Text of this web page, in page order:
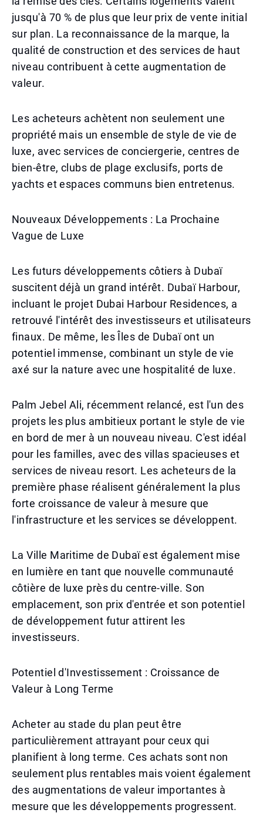
jusqu'à 70 % de plus que leur prix de vente initial
sur plan. La reconnaissance de la marque, la
qualité de construction et des services de haut
niveau contribuent à cette augmentation de
valeur.
Les acheteurs achètent non seulement une
propriété mais un ensemble de style de vie de
luxe, avec services de conciergerie, centres de
bien-être, clubs de plage exclusifs, ports de
yachts et espaces communs bien entretenus.
Nouveaux Développements : La Prochaine
Vague de Luxe
Les futurs développements côtiers à Dubaï
suscitent déjà un grand intérêt. Dubaï Harbour,
incluant le projet Dubai Harbour Residences, a
retrouvé l'intérêt des investisseurs et utilisateurs
finaux. De même, les Îles de Dubaï ont un
potentiel immense, combinant un style de vie
axé sur la nature avec une hospitalité de luxe.
Palm Jebel Ali, récemment relancé, est l'un des
projets les plus ambitieux portant le style de vie
en bord de mer à un nouveau niveau. C'est idéal
pour les familles, avec des villas spacieuses et
services de niveau resort. Les acheteurs de la
première phase réalisent généralement la plus
forte croissance de valeur à mesure que
l'infrastructure et les services se développent.
La Ville Maritime de Dubaï est également mise
en lumière en tant que nouvelle communauté
côtière de luxe près du centre-ville. Son
emplacement, son prix d'entrée et son potentiel
de développement futur attirent les
investisseurs.
Potentiel d'Investissement : Croissance de
Valeur à Long Terme
Acheter au stade du plan peut être
particulièrement attrayant pour ceux qui
planifient à long terme. Ces achats sont non
seulement plus rentables mais voient également
des augmentations de valeur importantes à
mesure que les développements progressent.